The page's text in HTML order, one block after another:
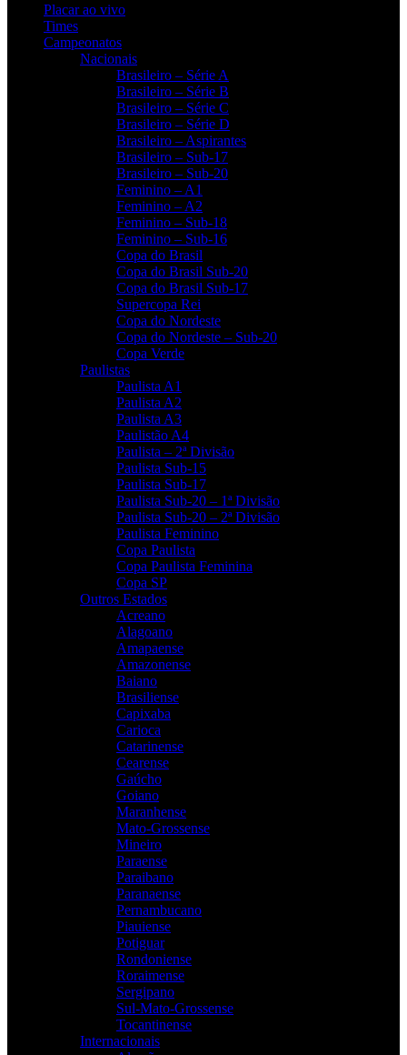
Placar ao vivo
Times
Campeonatos
Nacionais
Brasileiro – Série A
Brasileiro – Série B
Brasileiro – Série C
Brasileiro – Série D
Brasileiro – Aspirantes
Brasileiro – Sub-17
Brasileiro – Sub-20
Feminino – A1
Feminino – A2
Feminino – Sub-18
Feminino – Sub-16
Copa do Brasil
Copa do Brasil Sub-20
Copa do Brasil Sub-17
Supercopa Rei
Copa do Nordeste
Copa do Nordeste – Sub-20
Copa Verde
Paulistas
Paulista A1
Paulista A2
Paulista A3
Paulistão A4
Paulista – 2ª Divisão
Paulista Sub-15
Paulista Sub-17
Paulista Sub-20 – 1ª Divisão
Paulista Sub-20 – 2ª Divisão
Paulista Feminino
Copa Paulista
Copa Paulista Feminina
Copa SP
Outros Estados
Acreano
Alagoano
Amapaense
Amazonense
Baiano
Brasiliense
Capixaba
Carioca
Catarinense
Cearense
Gaúcho
Goiano
Maranhense
Mato-Grossense
Mineiro
Paraense
Paraibano
Paranaense
Pernambucano
Piauiense
Potiguar
Rondoniense
Roraimense
Sergipano
Sul-Mato-Grossense
Tocantinense
Internacionais